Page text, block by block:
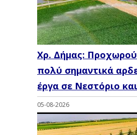
Χρ. Δήμας:
πολύ σημαντικά
έργα σε Νεστόριο
05-08-2026